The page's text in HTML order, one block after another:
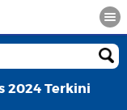
2024 Terkini